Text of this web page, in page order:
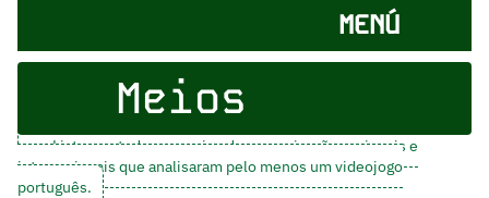
MENÚ
Meios
Listamos todos os meios de comunicação nacionais e
internacionais que analisaram pelo menos um videojogo
português.